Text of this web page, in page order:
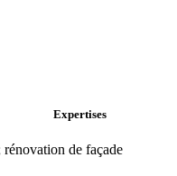
Expertises
rénovation de façade